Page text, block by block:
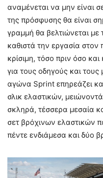
αναμένεται να μην είναι
της πρόσφυσης θα είναι
γραμμή θα βελτιώνεται
καθιστά την εργασία
κρίσιμη, τόσο πριν όσο
για τους οδηγούς και
αγώνα Sprint επηρεάζει
σλικ ελαστικών,
σκληρά, τέσσερα μεσαία
σετ βρόχινων ελαστικών
πέντε ενδιάμεσα και δύο